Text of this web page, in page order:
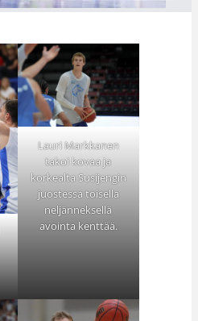
Lauri Markkanen
takoi kovaa ja
korkealta Susijengin
juostessa toisella
neljänneksellä
avointa kenttää.